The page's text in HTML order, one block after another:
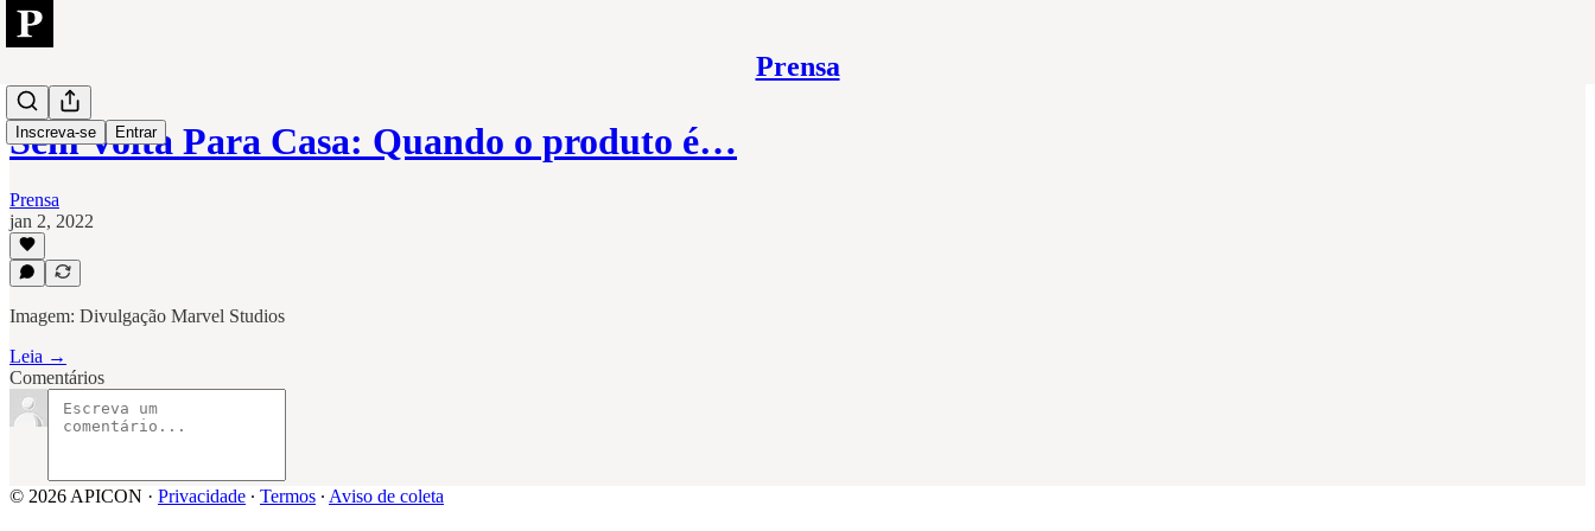
Prensa
Inscreva-se Entrar
Sem Volta Para Casa: Quando o produto é…
Prensa
jan 2, 2022
Imagem: Divulgação Marvel Studios
Leia →
Comentários
© 2026 APICON · Privacidade ∙ Termos ∙ Aviso de coleta